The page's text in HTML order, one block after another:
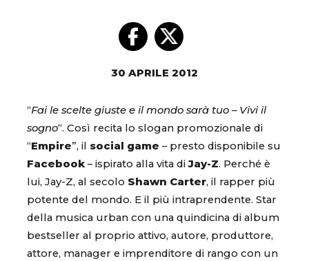
30 APRILE 2012
“Fai le scelte giuste e il mondo sarà tuo – Vivi il
sogno“. Così recita lo slogan promozionale di
“Empire”, il social game – presto disponibile su
Facebook– ispirato alla vita diJay-Z. Perché è
lui, Jay-Z, al secolo Shawn Carter, il rapper più
potente del mondo. E il più intraprendente. Star
della musica urban con una quindicina di album
bestseller al proprio attivo, autore, produttore,
attore, manager e imprenditore di rango con un